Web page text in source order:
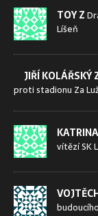
TOY Z
Líšeň
JIŘÍ KOLÁŘSKÝ
proti stadionu Za
vítězí SK